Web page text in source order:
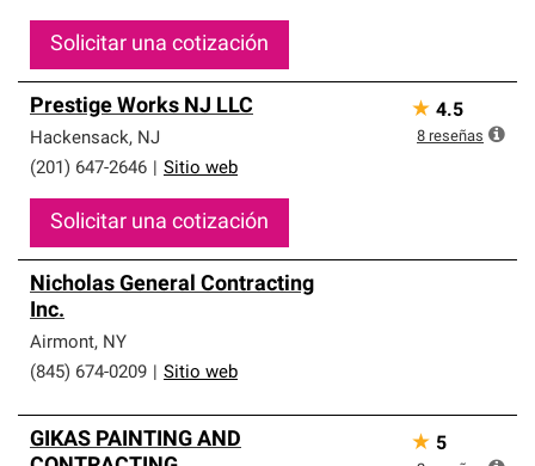
Solicitar una cotización
Prestige Works NJ LLC
Hackensack, NJ
(201) 647-2646
Sitio web
Solicitar una cotización
★ 4.5
8 reseñas
Nicholas General Contracting
Inc.
Airmont, NY
(845) 674-0209
Sitio web
GIKAS PAINTING AND
★ 5